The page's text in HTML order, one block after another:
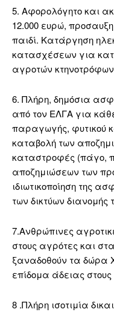
5. Αφορολόγητο και
12.000 ευρώ,
παιδί. Κατάργηση
κατασχέσεων για
αγροτών
6. Πλήρη, δημόσια
από τον ΕΛΓΑ για
παραγωγής, φυτικού
καταβολή των
καταστροφές (πάγο,
αποζημιώσεων των
ιδιωτικοποίηση της
των δικτύων διανομής
7.Ανθρώπινες
στους αγρότες και
ξαναδοθούν τα δώρα
επίδομα άδειας στους
8 .Πλήρη ισοτιμία